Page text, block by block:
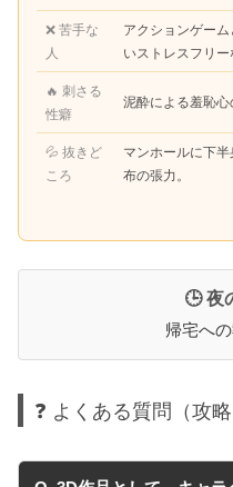
❌ 苦手な
人
アクションゲー
いストレスフリー
🔥 刺さる
性癖
泥酔による羞恥心
💦 抜きど
ころ
マンホールに下
布の張力。
🕒 夜
帰宅へ
❓ よくある質問（攻